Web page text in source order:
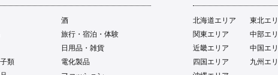
酒
旅行・宿泊・体験
日用品・雑貨
類
電化製品
北海道エリア
東北エ
関東エリア
中部エ
近畿エリア
中国エ
四国エリア
九州エ